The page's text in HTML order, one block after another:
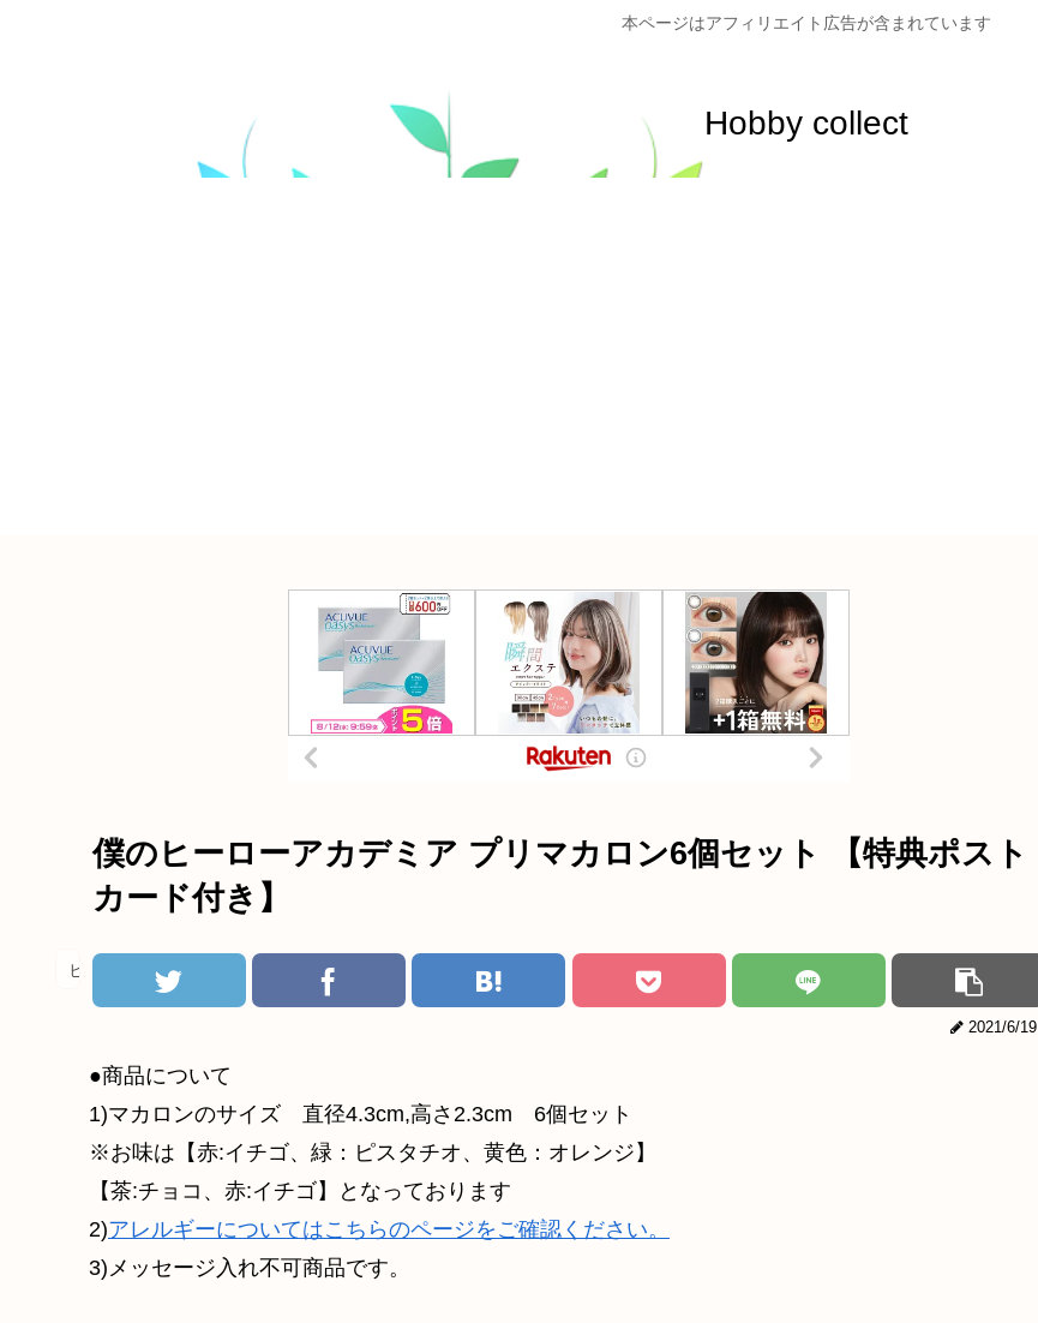
本ページはアフィリエイト広告が含まれています
Hobby collect
僕のヒーローアカデミア プリマカロン6個セット 【特典ポスト
カード付き】
ヒロアカ
2021/6/19
●商品について
1)マカロンのサイズ 直径4.3cm,高さ2.3cm 6個セット
※お味は【赤:イチゴ、緑：ピスタチオ、黄色：オレンジ】
【茶:チョコ、赤:イチゴ】となっております
2)アレルギーについてはこちらのページをご確認ください。
3)メッセージ入れ不可商品です。